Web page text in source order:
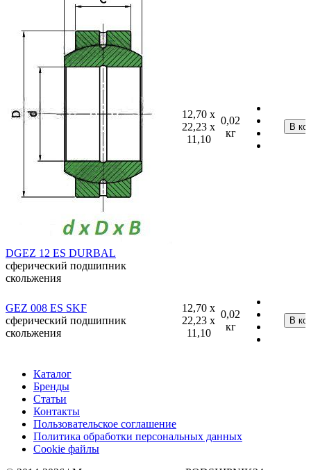
DGEZ 12 ES DURBAL
сферический подшипник
скольжения
12,70 x
22,23 x
11,10
0,02
кг
GEZ 008 ES SKF
сферический подшипник
скольжения
12,70 x
22,23 x
11,10
0,02
кг
Каталог
Бренды
Статьи
Контакты
Пользовательское соглашение
Политика обработки персональных данных
Cookie файлы